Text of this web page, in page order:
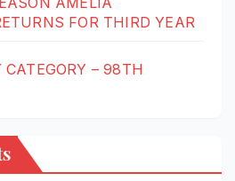
FOR THIRD YEAR
– 98TH